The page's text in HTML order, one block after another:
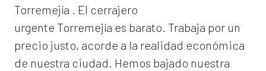
Torremejía . El cerrajero
urgente Torremejía es barato. Trabaja por un
precio justo, acorde a la realidad económica
de nuestra ciudad. Hemos bajado nuestra